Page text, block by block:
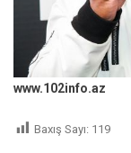
www.102info.az
Baxış Sayı: 119